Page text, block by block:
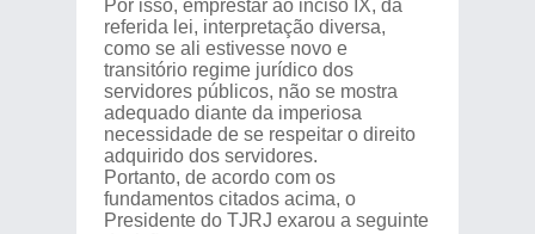
Por isso, emprestar ao inciso IX, da
referida lei, interpretação diversa,
como se ali estivesse novo e
transitório regime jurídico dos
servidores públicos, não se mostra
adequado diante da imperiosa
necessidade de se respeitar o direito
adquirido dos servidores.
Portanto, de acordo com os
fundamentos citados acima, o
Presidente do TJRJ exarou a seguinte